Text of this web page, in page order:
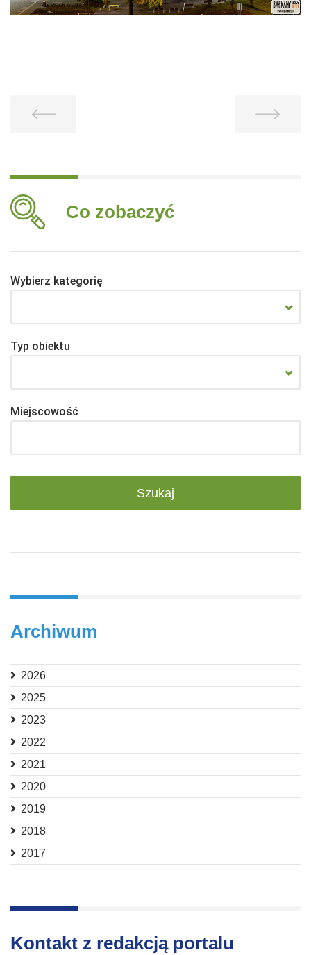
Co zobaczyć
Wybierz kategorię
Typ obiektu
Miejscowość
Archiwum
2026
2025
2023
2022
2021
2020
2019
2018
2017
Kontakt z redakcją portalu